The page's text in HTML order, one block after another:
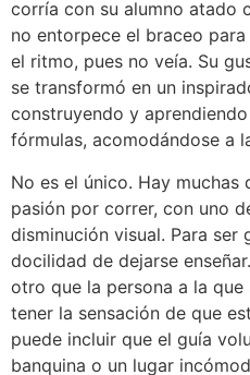
corría con su alumno atado
no entorpece el braceo
el ritmo, pues no veía. Su
se transformó en un
construyendo y
fórmulas, acomodándose a
No es el único. Hay
pasión por correr, con uno
disminución visual. Para ser
docilidad de dejarse
otro que la persona a la
tener la sensación de que
puede incluir que el guía
banquina o un lugar